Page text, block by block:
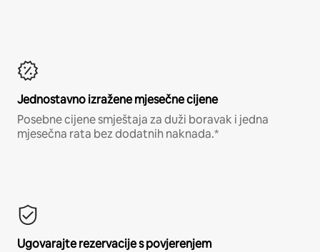
Jednostavno izražene mjesečne cijene
Posebne cijene smještaja za duži boravak i jedna
mjesečna rata bez dodatnih naknada.*
Ugovarajte rezervacije s povjerenjem